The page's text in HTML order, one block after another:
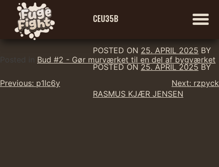
Skip
content
CEU35B
POSTED ON 25. APRIL 2025 BY
POSTED ON 25. APRIL 2025 BY
RASMUS KJÆR JENSEN
Posted in Bud #2 - Gør murværket til en del af bygværket
Indlægsnavigation
Previous: p1lc6y Next: rzpyck